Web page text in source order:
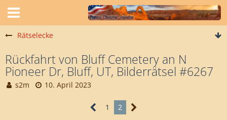
Rätselecke
Rückfahrt von Bluff Cemetery an N
Pioneer Dr, Bluff, UT, Bilderrätsel #6267
s2m 10. April 2023
1 2